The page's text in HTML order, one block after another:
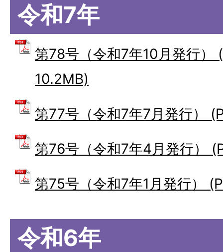
令和7年
第78号（令和7年10月発行）
10.2MB)
第77号（令和7年7月発行）
第76号（令和7年4月発行）
第75号（令和7年1月発行）
令和6年